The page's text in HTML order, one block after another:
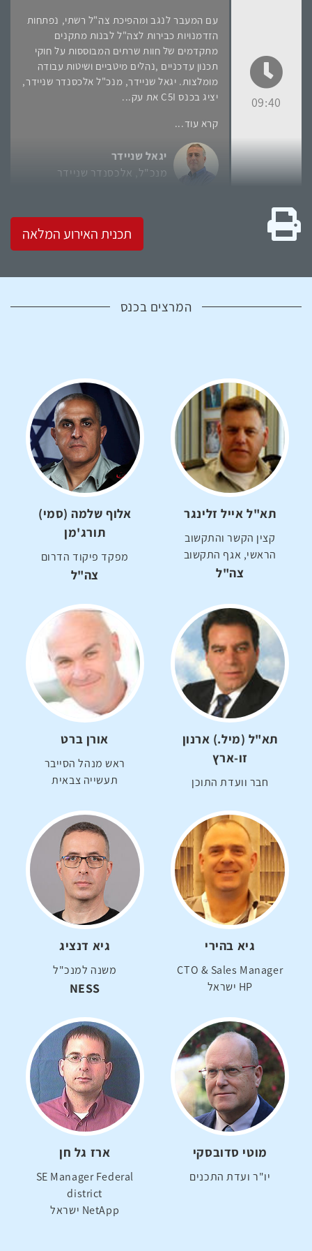
09:40
עם המעבר לנגב ומהפיכת צה"ל רשתי, נפתחות
הזדמנויות כבירות לצה"ל לבנות מתקנים
מתקדמים של חוות שרתים המבוססות על חוקי
תכנון עדכניים ,נהלים מיטביים ושיטות עבודה
מומלצות. יגאל שניידר, מנכ"ל אלכסנדר שניידר,
יציג בכנס C5I את עק...
קרא עוד...
יגאל שניידר
מנכ"ל אלכסנדר שניידר
תכנית האירוע המלאה
המרצים בכנס
תא"ל אייל זלינגר
קצין הקשר והתקשוב
הראשי, אגף התקשוב
צה"ל
אלוף שלמה (סמי)
תורג'מן
מפקד פיקוד הדרום
צה"ל
תא"ל (מיל.) ארנון
זו-ארץ
חבר וועדת התוכן
אורן ברט
ראש מנהל הסייבר
תעשייה צבאית
גיא בהירי
CTO & Sales Manager
HP ישראל
גיא דנציג
משנה למנכ"ל
NESS
מוטי סדובסקי
יו"ר ועדת התכנים
ארז גל חן
SE Manager Federal
district
NetApp ישראל